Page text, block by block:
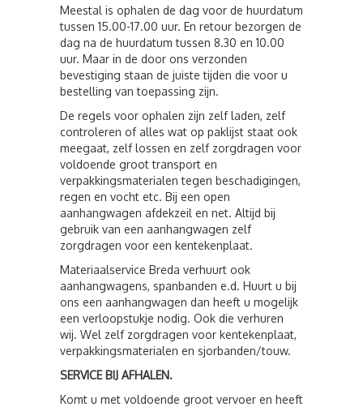
Meestal is ophalen de dag voor de huurdatum
tussen 15.00-17.00 uur. En retour bezorgen de
dag na de huurdatum tussen 8.30 en 10.00
uur. Maar in de door ons verzonden
bevestiging staan de juiste tijden die voor u
bestelling van toepassing zijn.
De regels voor ophalen zijn zelf laden, zelf
controleren of alles wat op paklijst staat ook
meegaat, zelf lossen en zelf zorgdragen voor
voldoende groot transport en
verpakkingsmaterialen tegen beschadigingen,
regen en vocht etc. Bij een open
aanhangwagen afdekzeil en net. Altijd bij
gebruik van een aanhangwagen zelf
zorgdragen voor een kentekenplaat.
Materiaalservice Breda verhuurt ook
aanhangwagens, spanbanden e.d. Huurt u bij
ons een aanhangwagen dan heeft u mogelijk
een verloopstukje nodig. Ook die verhuren
wij. Wel zelf zorgdragen voor kentekenplaat,
verpakkingsmaterialen en sjorbanden/touw.
SERVICE BIJ AFHALEN.
Komt u met voldoende groot vervoer en heeft